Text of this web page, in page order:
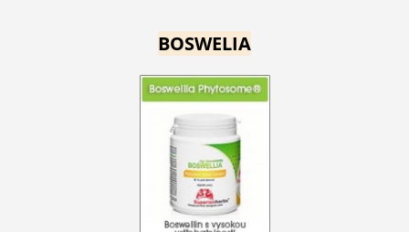
BOSWELIA